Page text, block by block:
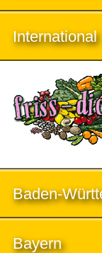
International
Baden-
Bayern